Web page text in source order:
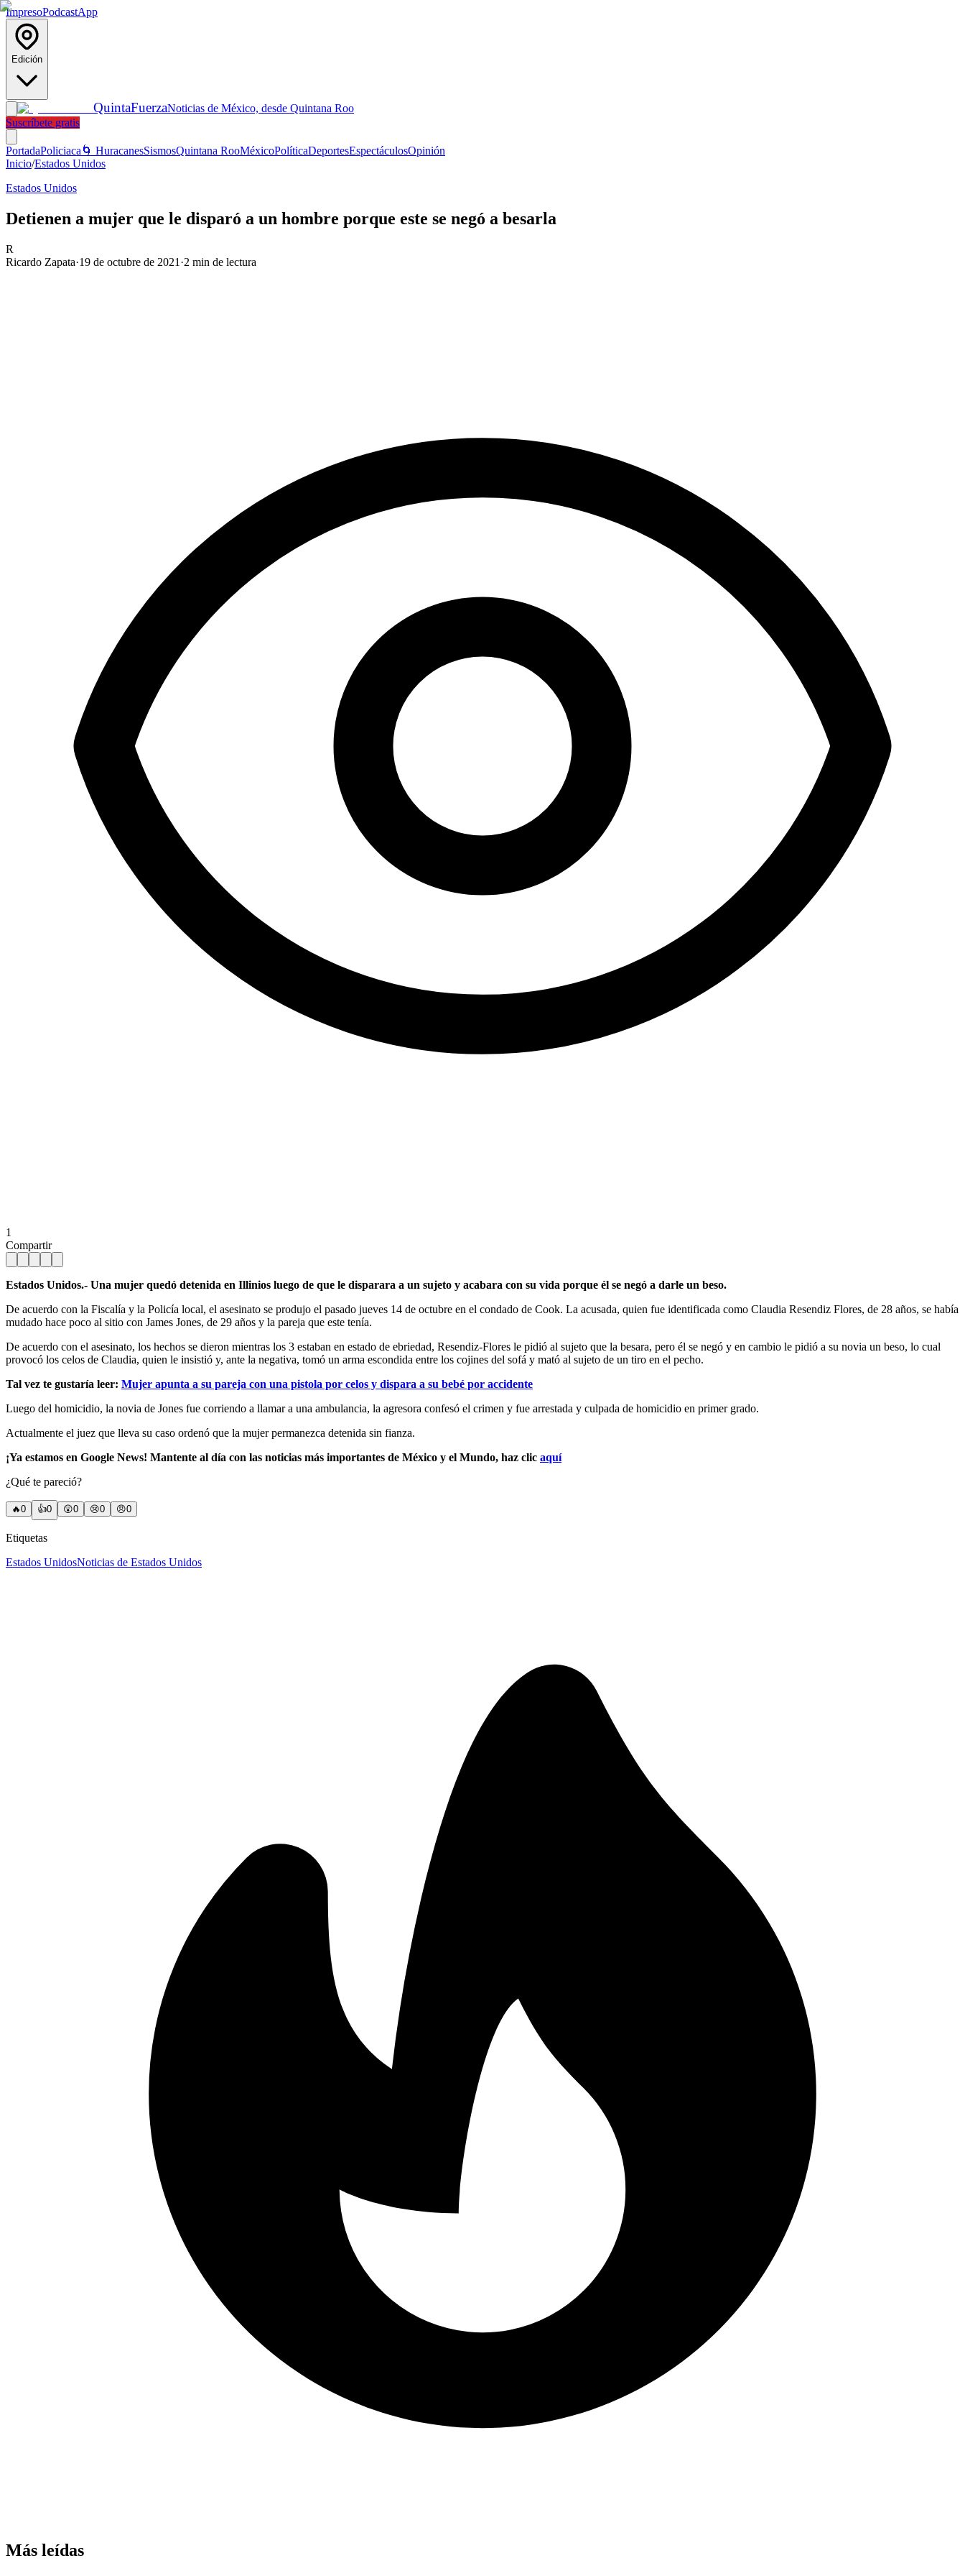
ImpresoPodcastApp
Edición
QuintaFuerzaNoticias de México, desde Quintana Roo
Suscríbete gratis
PortadaPoliciaca 🌀 HuracanesSismosQuintana RooMéxicoPolíticaDeportesEspectáculosOpinión
Inicio/Estados Unidos
Estados Unidos
Detienen a mujer que le disparó a un hombre porque este se negó a besarla
R
Ricardo Zapata·19 de octubre de 2021 ·2 min de lectura
1
Compartir
Estados Unidos.- Una mujer quedó detenida en Illinios luego de que le disparara a un sujeto y acabara con su vida porque él se negó a darle un beso.
De acuerdo con la Fiscalía y la Policía local, el asesinato se produjo el pasado jueves 14 de octubre en el condado de Cook. La acusada, quien fue identificada como Claudia Resendiz Flores, de 28 años, se había
mudado hace poco al sitio con James Jones, de 29 años y la pareja que este tenía.
De acuerdo con el asesinato, los hechos se dieron mientras los 3 estaban en estado de ebriedad, Resendiz-Flores le pidió al sujeto que la besara, pero él se negó y en cambio le pidió a su novia un beso, lo cual
provocó los celos de Claudia, quien le insistió y, ante la negativa, tomó un arma escondida entre los cojines del sofá y mató al sujeto de un tiro en el pecho.
Tal vez te gustaría leer: Mujer apunta a su pareja con una pistola por celos y dispara a su bebé por accidente
Luego del homicidio, la novia de Jones fue corriendo a llamar a una ambulancia, la agresora confesó el crimen y fue arrestada y culpada de homicidio en primer grado.
Actualmente el juez que lleva su caso ordenó que la mujer permanezca detenida sin fianza.
¡Ya estamos en Google News! Mantente al día con las noticias más importantes de México y el Mundo, haz clic aquí
¿Qué te pareció?
🔥0 👍0 😲0 😢0 😠0
Etiquetas
Estados UnidosNoticias de Estados Unidos
Más leídas